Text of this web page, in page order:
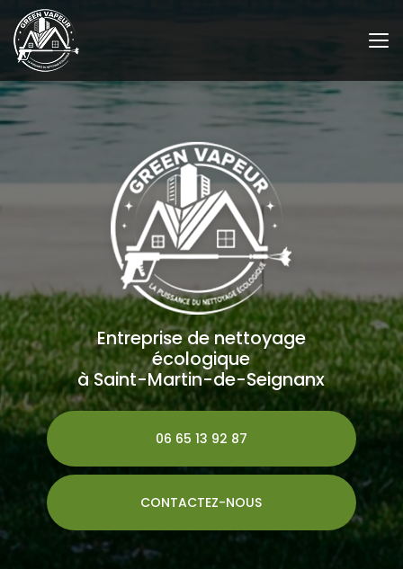
au
contenu
principal
Entreprise de nettoyage
écologique
à Saint-Martin-de-Seignanx
06 65 13 92 87
CONTACTEZ-NOUS